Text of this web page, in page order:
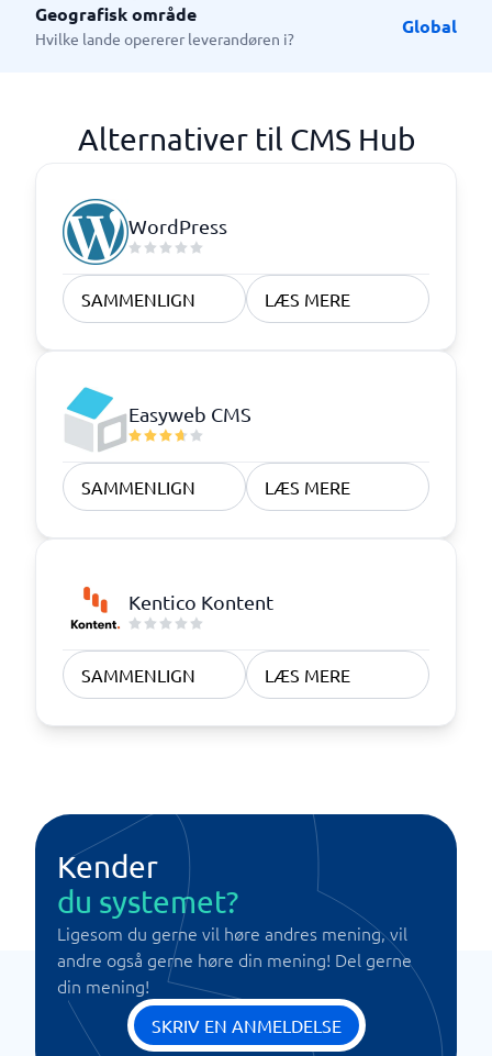
Geografisk område
Hvilke lande opererer leverandøren i?
Global
Alternativer til CMS Hub
WordPress
SAMMENLIGN LÆS MERE
Easyweb CMS
SAMMENLIGN LÆS MERE
Kentico Kontent
SAMMENLIGN LÆS MERE
Kender
du systemet?
Ligesom du gerne vil høre andres mening, vil
andre også gerne høre din mening! Del gerne
din mening!
SKRIV EN ANMELDELSE